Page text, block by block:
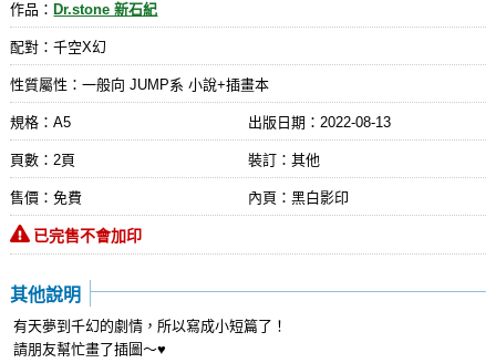
作品： Dr.stone 新石紀
配對：千空X幻
性質屬性：一般向 JUMP系 小說+插畫本
規格：A5 出版日期： 2022-08-13
頁數：2頁 裝訂：其他
售價：免費 內頁：黑白影印
已完售不會加印
其他說明
有天夢到千幻的劇情，所以寫成小短篇了！
請朋友幫忙畫了插圖～♥️